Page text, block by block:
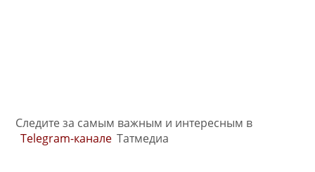
Следите за самым важным и интересным в
Telegram-канале Татмедиа